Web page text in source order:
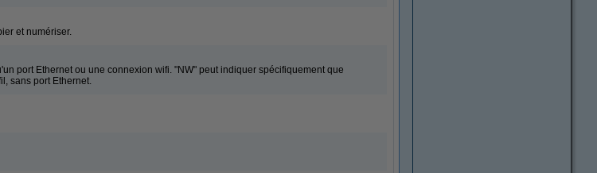
et numériser.
port Ethernet ou une connexion wifi. "NW" peut indiquer spécifiquement que
sans port Ethernet.